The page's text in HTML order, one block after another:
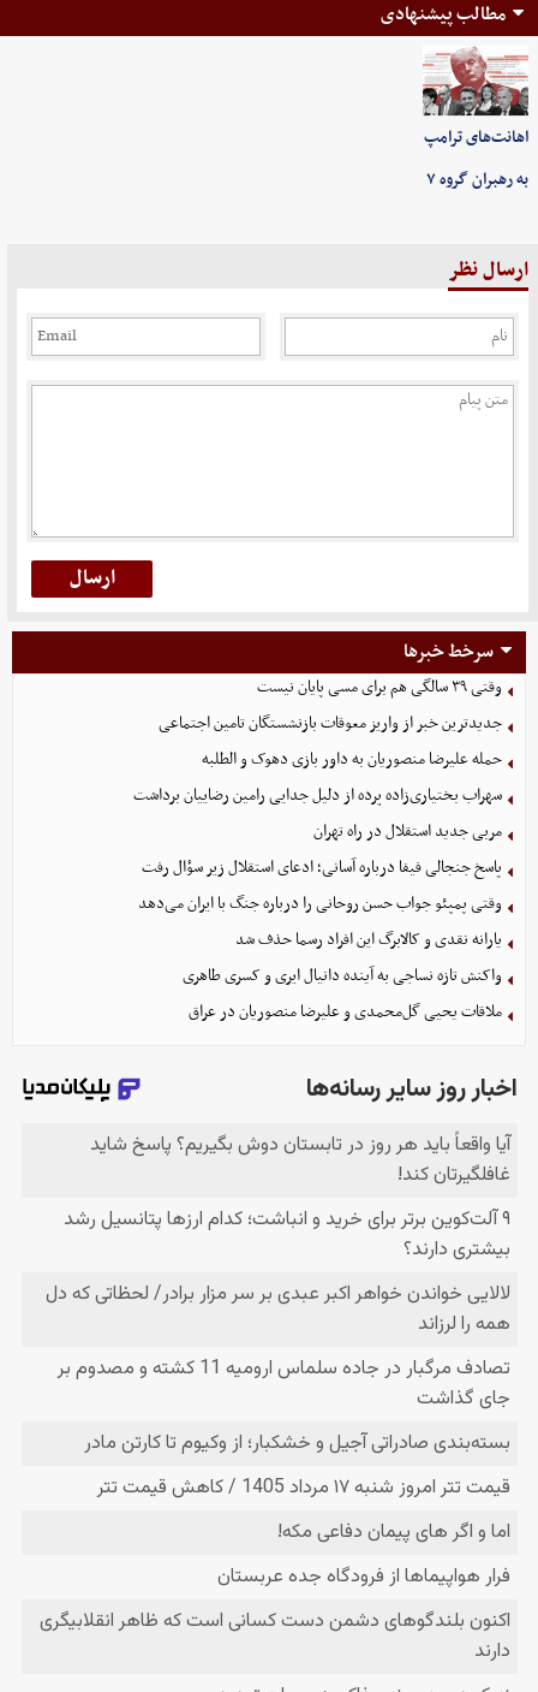
مطالب پیشنهادی
اهانت‌های ترامپ
به رهبران گروه ۷
ارسال نظر
سرخط خبرها
وقتی ۳۹ سالگی هم برای مسی پایان نیست
جدیدترین خبر از واریز معوقات بازنشستگان تامین اجتماعی
حمله علیرضا منصوریان به داور بازی دهوک و الطلبه
سهراب بختیاری‌زاده پرده از دلیل جدایی رامین رضاییان برداشت
مربی جدید استقلال در راه تهران
پاسخ جنجالی فیفا درباره آسانی؛ ادعای استقلال زیر سؤال رفت
وقتی پمپئو جواب حسن روحانی را درباره جنگ با ایران می‌دهد
یارانه نقدی و کالابرگ این افراد رسما حذف شد
واکنش تازه نساجی به آینده دانیال ایری و کسری طاهری
ملاقات یحیی گل‌محمدی و علیرضا منصوریان در عراق